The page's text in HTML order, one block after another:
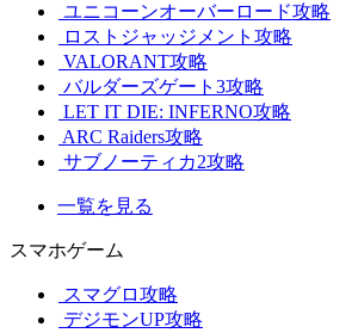
ユニコーンオーバーロード攻略
ロストジャッジメント攻略
VALORANT攻略
バルダーズゲート3攻略
LET IT DIE: INFERNO攻略
ARC Raiders攻略
サブノーティカ2攻略
一覧を見る
スマホゲーム
スマグロ攻略
デジモンUP攻略